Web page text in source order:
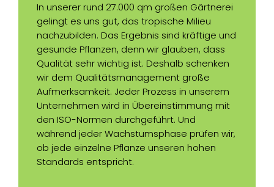
In unserer rund 27.000 qm großen Gärtnerei
gelingt es uns gut, das tropische Milieu
nachzubilden. Das Ergebnis sind kräftige und
gesunde Pflanzen, denn wir glauben, dass
Qualität sehr wichtig ist. Deshalb schenken
wir dem Qualitätsmanagement große
Aufmerksamkeit. Jeder Prozess in unserem
Unternehmen wird in Übereinstimmung mit
den ISO-Normen durchgeführt. Und
während jeder Wachstumsphase prüfen wir,
ob jede einzelne Pflanze unseren hohen
Standards entspricht.